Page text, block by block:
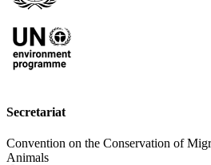
Secretariat
Convention on the Conservation of
Animals